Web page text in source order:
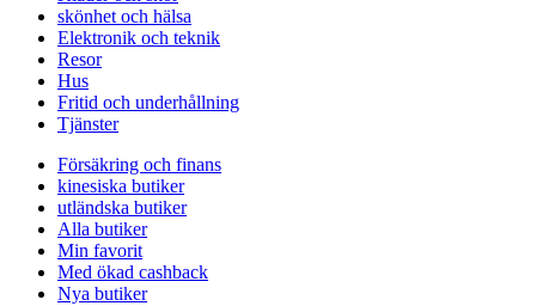
skönhet och hälsa
Elektronik och teknik
Resor
Hus
Fritid och underhållning
Tjänster
Försäkring och finans
kinesiska butiker
utländska butiker
Alla butiker
Min favorit
Med ökad cashback
Nya butiker